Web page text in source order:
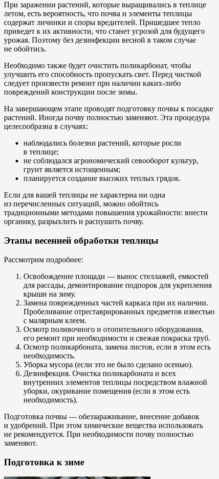
При заражении растений, которые выращивались в теплице
летом, есть вероятность, что почва и элементы теплицы
содержат личинки и споры вредителей. Пришедшее тепло
приведет к их активности, что станет угрозой для будущего
урожая. Поэтому без дезинфекции весной в таком случае
не обойтись.
Необходимо также будет очистить поликарбонат, чтобы
улучшить его способность пропускать свет. Перед чисткой
следует произвести ремонт при наличии каких-либо
повреждений конструкции после зимы.
На завершающем этапе проводят подготовку почвы к посадке
растений. Иногда почву полностью заменяют. Эта процедура
целесообразна в случаях:
наблюдались болезни растений, которые росли
в теплице;
не соблюдался агрономический севооборот культур,
грунт является истощенным;
планируется создание высоких теплых грядок.
Если для вашей теплицы не характерна ни одна
из перечисленных ситуаций, можно обойтись
традиционными методами повышения урожайности: внести
органику, разрыхлить и распушить почву.
Этапы весенней обработки теплицы
Рассмотрим подробнее:
Освобождение площади — вынос стеллажей, емкостей
для рассады, демонтирование подпорок для укрепления
крыши на зиму.
Замена поврежденных частей каркаса при их наличии.
Пробеливание отреставрированных предметов известью
с малярным клеем.
Осмотр поливочного и отопительного оборудования,
его ремонт при необходимости и свежая покраска труб.
Осмотр поликарбоната, замена листов, если в этом есть
необходимость.
Уборка мусора (если это не было сделано осенью).
Дезинфекция. Очистка поликарбоната и всех
внутренних элементов теплицы посредством влажной
уборки, окуривание помещения (если в этом есть
необходимость).
Подготовка почвы — обеззараживание, внесение добавок
и удобрений. При этом химические вещества использовать
не рекомендуется. При необходимости почву полностью
заменяют.
Подготовка к зиме